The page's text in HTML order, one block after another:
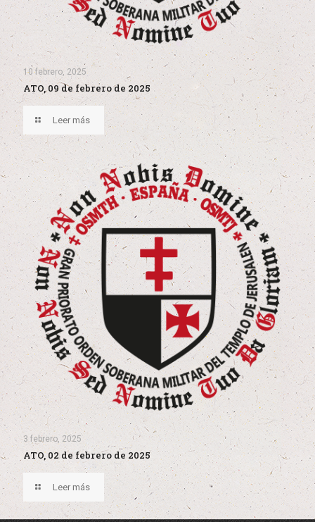
10 febrero, 2025
ATO, 09 de febrero de 2025
Leer más
3 febrero, 2025
ATO, 02 de febrero de 2025
Leer más